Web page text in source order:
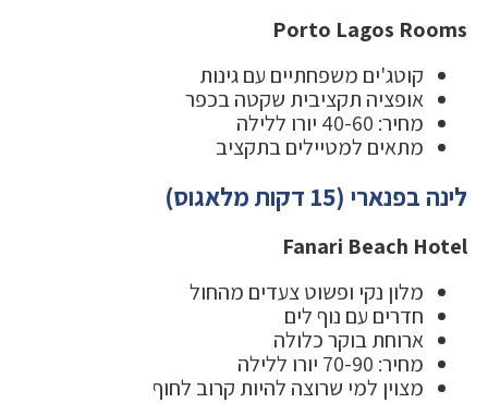
Porto Lagos Rooms
קוטג'ים משפחתיים עם גינות
אופציה תקציבית שקטה בכפר
מחיר: 40-60 יורו ללילה
מתאים למטיילים בתקציב
לינה בפנארי (15 דקות מלאגוס)
Fanari Beach Hotel
מלון נקי ופשוט צעדים מהחול
חדרים עם נוף לים
ארוחת בוקר כלולה
מחיר: 70-90 יורו ללילה
מצוין למי שרוצה להיות קרוב לחוף